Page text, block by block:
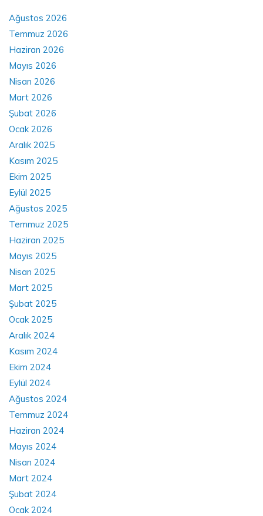
Ağustos 2026
Temmuz 2026
Haziran 2026
Mayıs 2026
Nisan 2026
Mart 2026
Şubat 2026
Ocak 2026
Aralık 2025
Kasım 2025
Ekim 2025
Eylül 2025
Ağustos 2025
Temmuz 2025
Haziran 2025
Mayıs 2025
Nisan 2025
Mart 2025
Şubat 2025
Ocak 2025
Aralık 2024
Kasım 2024
Ekim 2024
Eylül 2024
Ağustos 2024
Temmuz 2024
Haziran 2024
Mayıs 2024
Nisan 2024
Mart 2024
Şubat 2024
Ocak 2024